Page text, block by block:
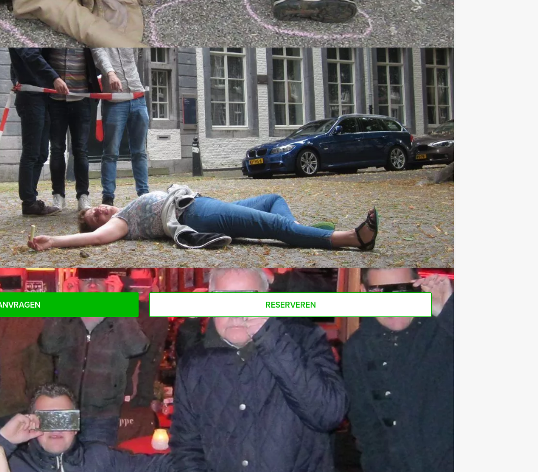
restaurants
dag en tijdstip
om uw drankje af te rekenen? Voor €12,50 per persoon per uur (excl. BTW) kunt u gebruikmaken van
kunt genieten van bier, fris, huiswijn, koffie en thee. En…zo komt u ook achteraf niet voor
deelnemers voor dit arrangement? Als u bereid bent voor het minimale aantal te betalen, kunt u ook
RESERVEREN